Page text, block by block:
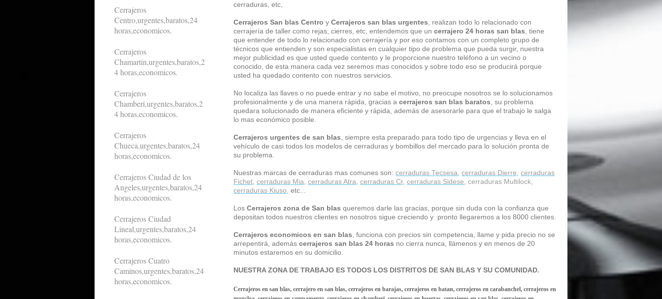
cerraduras, etc,
Cerrajeros San blas Centro yCerrajeros san blas urgentes , realizan todo lo relacionado con
cerrajería de taller como rejas, cierres, etc, entendemos que uncerrajero 24 horas san blas , tiene
que entender de todo lo relacionado con cerrajería y por eso contamos con un completo grupo de
técnicos que entienden y son especialistas en cualquier tipo de problema que pueda surgir, nuestra
mejor publicidad es que usted quede contento y le proporcione nuestro teléfono a un vecino o
conocido, de esta manera cada vez seremos mas conocidos y sobre todo eso se producirá porque
usted ha quedado contento con nuestros servicios.
No localiza las llaves o no puede entrar y no sabe el motivo, no preocupe nosotros se lo solucionamos
profesionalmente y de una manera rápida, gracias acerrajeros san blas baratos , su problema
quedara solucionado de manera eficiente y rápida, además de asesorarle para que el trabajo le salga
lo mas económico posible.
Cerrajeros urgentes de san blas , siempre esta preparado para todo tipo de urgencias y lleva en el
vehículo de casi todos los modelos de cerraduras y bombillos del mercado para lo solución pronta de
su problema.
Nuestras marcas de cerraduras mas comunes son:cerraduras Tecsesa cerraduras Dierre
cerraduras
Fichet cerraduras Mia cerraduras Atra cerraduras Cr, cerraduras Sidese , cerraduras Multilock,
cerraduras Kiuso etc...
LosCerrajeros zona de San blas queremos darle las gracias, porque sin duda con la confianza que
depositan todos nuestros clientes en nosotros sigue creciendo y pronto llegaremos a los 8000 clientes.
Cerrajeros economicos en san blas , funciona con precios sin competencia, llame y pida precio no se
arrepentirá, ademáscerrajeros san blas 24 horas no cierra nunca, llámenos y en menos de 20
minutos estaremos en su domicilio.
NUESTRA ZONA DE TRABAJO ES TODOS LOS DISTRITOS DE SAN BLAS Y SU COMUNIDAD.
Cerrajeros en san blas, cerrajero en san blas, cerrajeros en barajas, cerrajeros en batan, cerrajeros en carabanchel, cerrajeros en
Cerrajeros
Centro,urgentes,baratos,24
horas,economicos.
Cerrajeros
Chamartin,urgentes,baratos,2
4 horas,economicos.
Cerrajeros
Chamberi,urgentes,baratos,2
4 horas,economicos.
Cerrajeros
Chueca,urgentes,baratos,24
horas,economicos.
Cerrajeros Ciudad de los
Angeles,urgentes,baratos,24
horas,economicos.
Cerrajeros Ciudad
Lineal,urgentes,baratos,24
horas,economicos.
Cerrajeros Cuatro
Caminos,urgentes,baratos,24
horas,economicos.